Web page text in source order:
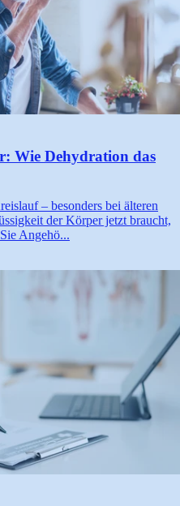
Wie Dehydration das
– besonders bei älteren
der Körper jetzt braucht,
Angehö...